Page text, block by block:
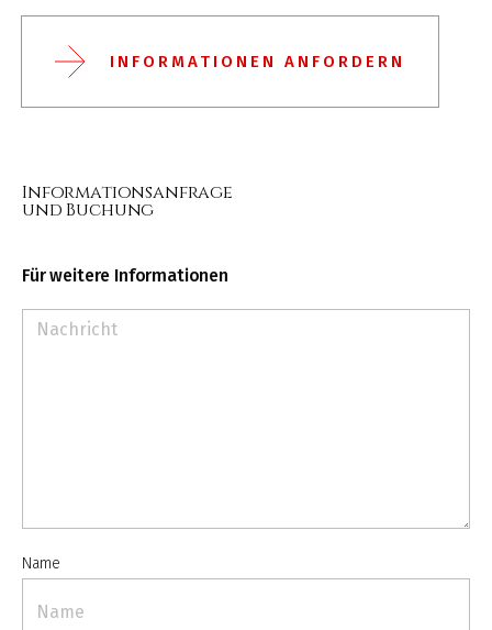
INFORMATIONEN ANFORDERN
Informationsanfrage
und Buchung
Für weitere Informationen
Name